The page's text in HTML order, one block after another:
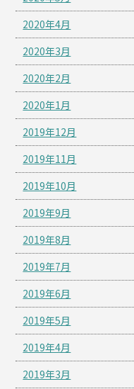
2020年4月
2020年3月
2020年2月
2020年1月
2019年12月
2019年11月
2019年10月
2019年9月
2019年8月
2019年7月
2019年6月
2019年5月
2019年4月
2019年3月